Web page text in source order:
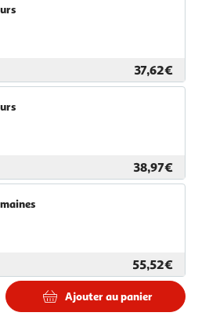
37,62€
38,97€
55,52€
Ajouter au panier